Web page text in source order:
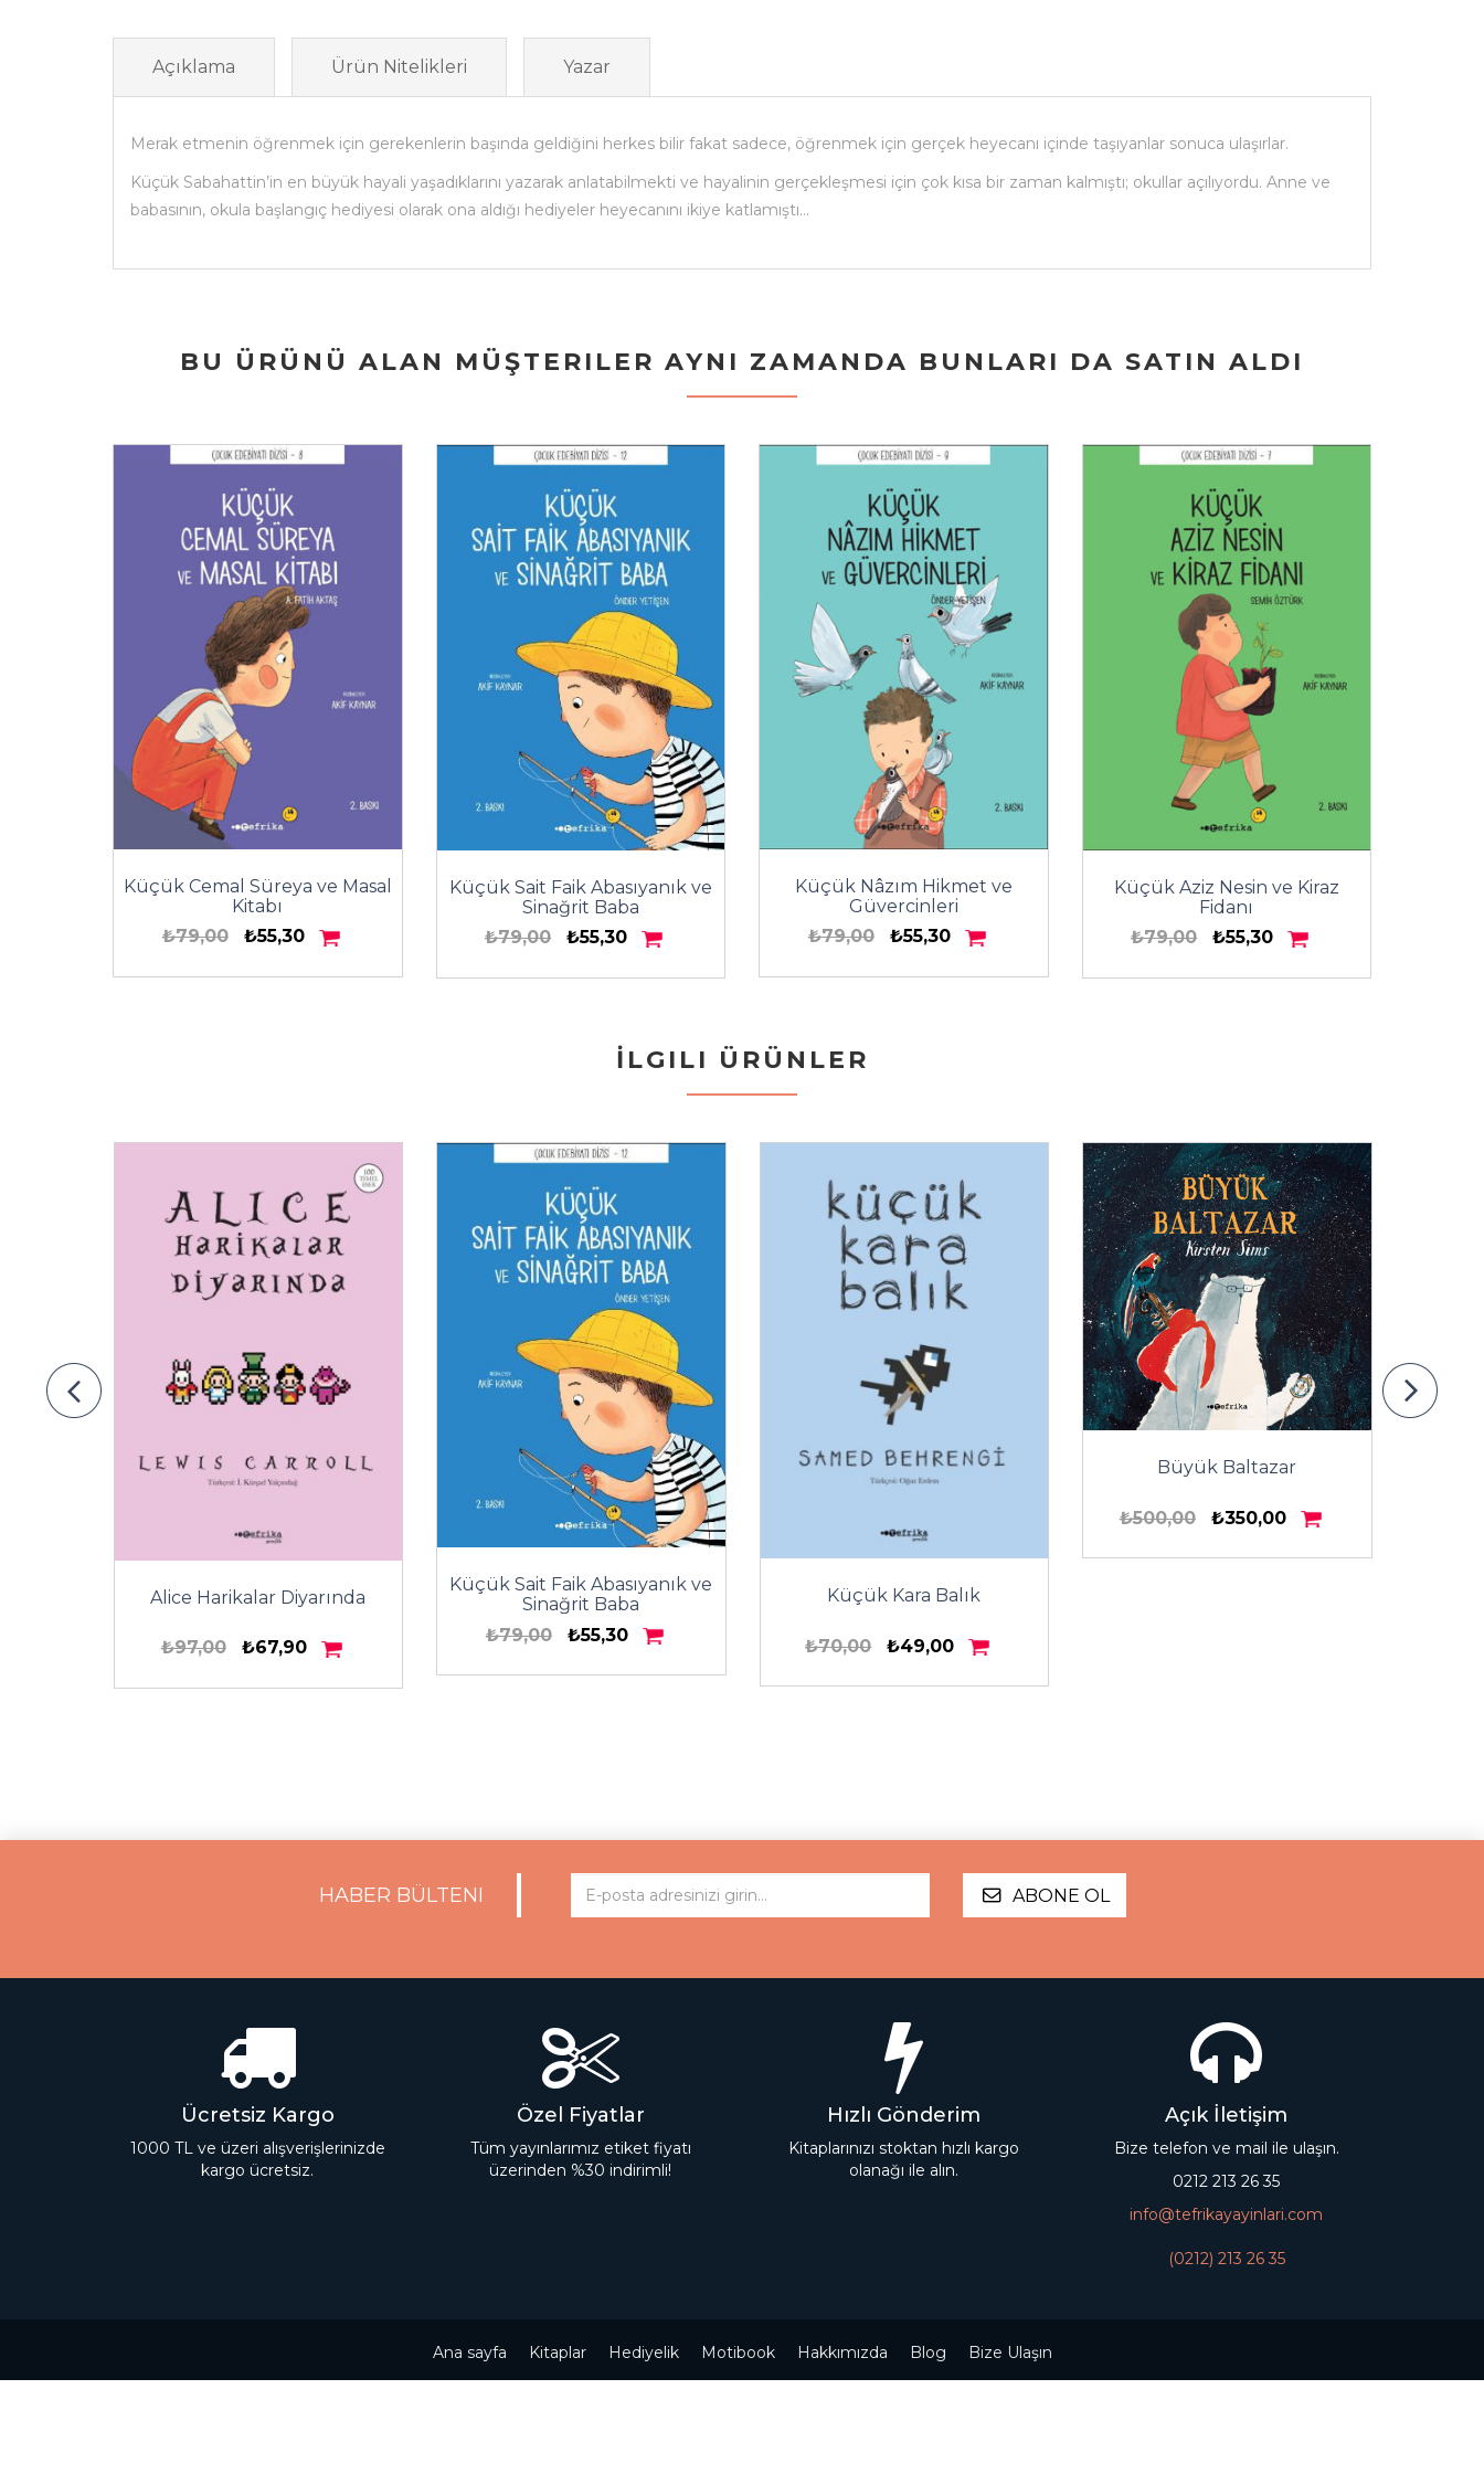
Açıklama Ürün Nitelikleri Yazar
Merak etmenin öğrenmek için gerekenlerin başında geldiğini herkes bilir fakat sadece, öğrenmek için gerçek heyecanı içinde taşıyanlar sonuca ulaşırlar.
Küçük Sabahattin’in en büyük hayali yaşadıklarını yazarak anlatabilmekti ve hayalinin gerçekleşmesi için çok kısa bir zaman kalmıştı; okullar açılıyordu. Anne ve
babasının, okula başlangıç hediyesi olarak ona aldığı hediyeler heyecanını ikiye katlamıştı…
BU ÜRÜNÜ ALAN MÜŞTERILER AYNI ZAMANDA BUNLARI DA SATIN ALDI
Küçük Cemal Süreya ve Masal
Kitabı
₺79,00
₺55,30
Küçük Sait Faik Abasıyanık ve
Sinağrit Baba
₺79,00
₺55,30
Küçük Nâzım Hikmet ve
Güvercinleri
₺79,00
₺55,30
Küçük Aziz Nesin ve Kiraz
Fidanı
₺79,00
₺55,30
İLGILI ÜRÜNLER
Alice Harikalar Diyarında
₺97,00 ₺67,90
Küçük Sait Faik Abasıyanık ve
Sinağrit Baba
₺79,00
₺55,30
Küçük Kara Balık
₺70,00 ₺49,00
Büyük Baltazar
₺500,00 ₺350,00
HABER BÜLTENI ABONE OL
Ücretsiz Kargo
1000 TL ve üzeri alışverişlerinizde
kargo ücretsiz.
Özel Fiyatlar
Tüm yayınlarımız etiket fiyatı
üzerinden %30 indirimli!
Hızlı Gönderim
Kitaplarınızı stoktan hızlı kargo
olanağı ile alın.
Açık İletişim
Bize telefon ve mail ile ulaşın.
0212 213 26 35
info@tefrikayayinlari.com
(0212) 213 26 35
Ana sayfa Kitaplar Hediyelik Motibook Hakkımızda Blog Bize Ulaşın